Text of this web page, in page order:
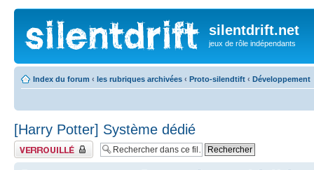
silentdrift.net
jeux de rôle indépendants
Index du forum ‹ les rubriques archivées ‹ Proto-silendtift ‹ Développement
[Harry Potter] Système dédié
Fil verrouillé